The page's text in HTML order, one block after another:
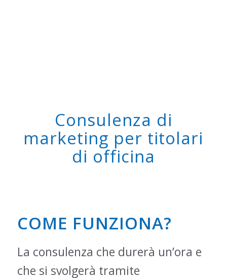
Consulenza di
marketing per titolari
di officina
COME FUNZIONA?
La consulenza che durerà un’ora e
che si svolgerà tramite